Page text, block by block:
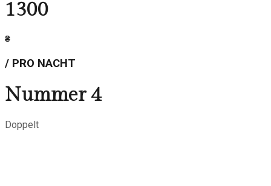
1300
₴
/ PRO NACHT
Nummer 4
Doppelt